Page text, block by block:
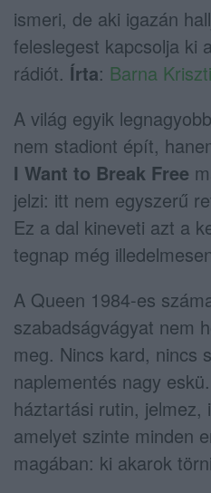
ismeri, de aki igazán
feleslegest kapcsolja ki
rádiót. Írta: Barna
A világ egyik
nem stadiont épít,
I Want to Break Free
jelzi: itt nem egyszerű
Ez a dal kineveti azt a
tegnap még
A Queen 1984-es
szabadságvágyat nem
meg. Nincs kard, nincs
naplementés nagy
háztartási rutin, jelmez,
amelyet szinte minden
magában: ki akarok